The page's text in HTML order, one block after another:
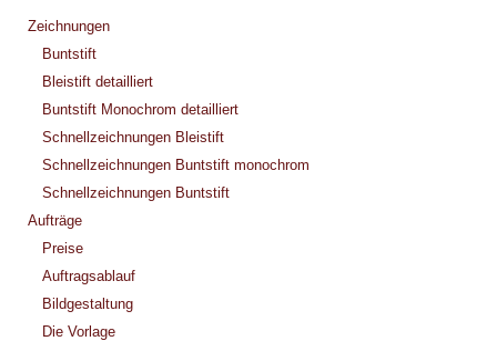
Zeichnungen
Buntstift
Bleistift detailliert
Buntstift Monochrom detailliert
Schnellzeichnungen Bleistift
Schnellzeichnungen Buntstift monochrom
Schnellzeichnungen Buntstift
Aufträge
Preise
Auftragsablauf
Bildgestaltung
Die Vorlage